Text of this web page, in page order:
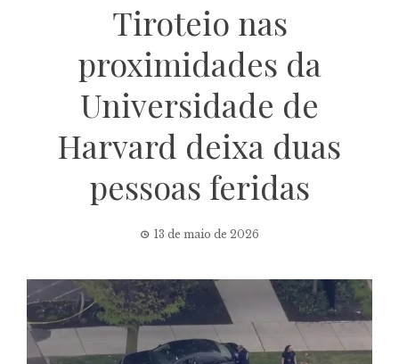
Tiroteio nas
proximidades da
Universidade de
Harvard deixa duas
pessoas feridas
13 de maio de 2026